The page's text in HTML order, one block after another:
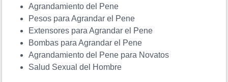
Agrandamiento del Pene
Pesos para Agrandar el Pene
Extensores para Agrandar el Pene
Bombas para Agrandar el Pene
Agrandamiento del Pene para Novatos
Salud Sexual del Hombre